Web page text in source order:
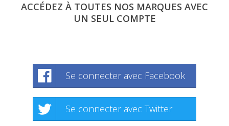
ACCÉDEZ À TOUTES NOS MARQUES AVEC
UN SEUL COMPTE
Se connecter avec Facebook
Se connecter avec Twitter